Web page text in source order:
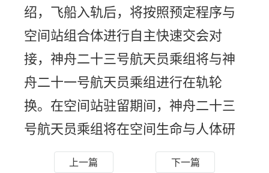
绍，飞船入轨后，将按照预定程序与
空间站组合体进行自主快速交会对
接，神舟二十三号航天员乘组将与神
舟二十一号航天员乘组进行在轨轮
换。在空间站驻留期间，神舟二十三
号航天员乘组将在空间生命与人体研
究、微重力物理科学、空间新技术等
上一篇 下一篇